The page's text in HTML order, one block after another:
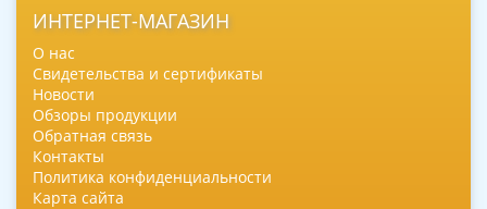
ИНТЕРНЕТ-МАГАЗИН
О нас
Свидетельства и сертификаты
Новости
Обзоры продукции
Обратная связь
Контакты
Политика конфиденциальности
Карта сайта